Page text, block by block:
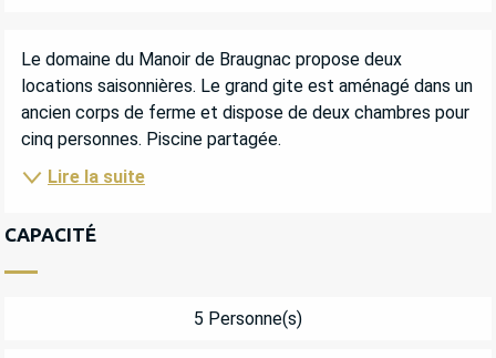
DESCRIPTION
Le domaine du Manoir de Braugnac propose deux
locations saisonnières. Le grand gite est aménagé dans un
ancien corps de ferme et dispose de deux chambres pour
cinq personnes. Piscine partagée.
Lire la suite
CAPACITÉ
5 Personne(s)